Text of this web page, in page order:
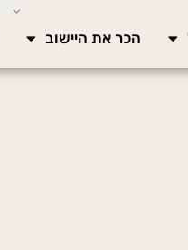
הכר את היישוב